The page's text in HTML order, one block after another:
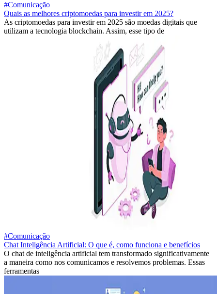
#Comunicação
Quais as melhores criptomoedas para investir em 2025?
As criptomoedas para investir em 2025 são moedas digitais que
utilizam a tecnologia blockchain. Assim, esse tipo de
#Comunicação
Chat Inteligência Artificial: O que é, como funciona e benefícios
O chat de inteligência artificial tem transformado significativamente
a maneira como nos comunicamos e resolvemos problemas. Essas
ferramentas